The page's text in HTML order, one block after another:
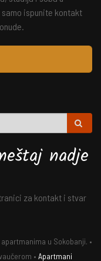
ispunite kontakt
nadje
za kontakt i stvar
u Sokobanji. •
• Apartmani